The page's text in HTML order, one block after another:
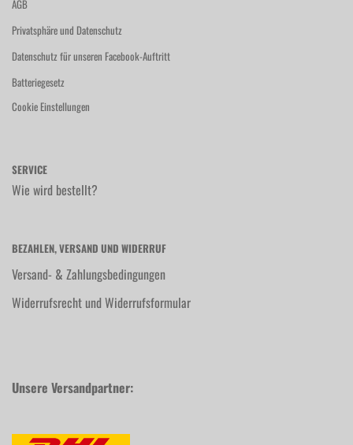
AGB
Privatsphäre und Datenschutz
Datenschutz für unseren Facebook-Auftritt
Batteriegesetz
Cookie Einstellungen
SERVICE
Wie wird bestellt?
BEZAHLEN, VERSAND UND WIDERRUF
Versand- & Zahlungsbedingungen
Widerrufsrecht und Widerrufsformular
Unsere Versandpartner: